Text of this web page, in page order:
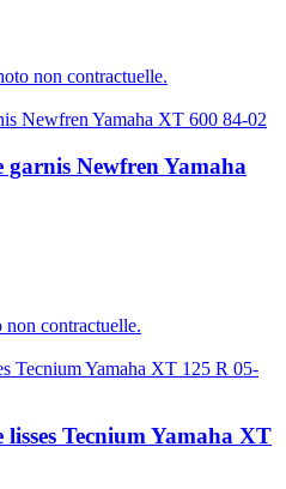
non contractuelle.
garnis Newfren Yamaha
non contractuelle.
Tecnium Yamaha XT